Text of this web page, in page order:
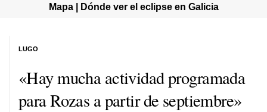
Mapa | Dónde ver el eclipse en Galicia
«Hay mucha actividad programada
para Rozas a partir de septiembre»
LUGO